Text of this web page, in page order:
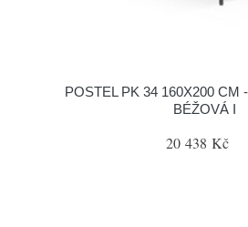
POSTEL PK 34 160X200 CM
BÉŽOVÁ I
20 438 Kč